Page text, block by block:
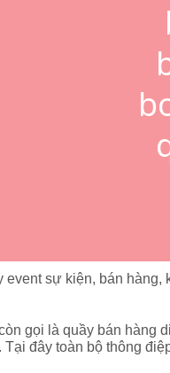
sự kiện, bán hàng,
gọi là quầy bán hàng
đây toàn bộ thông